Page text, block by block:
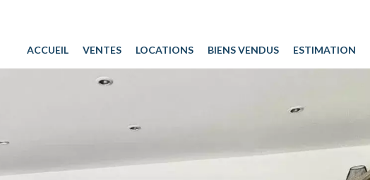
ACCUEIL VENTES LOCATIONS BIENS VENDUS ESTIMATION